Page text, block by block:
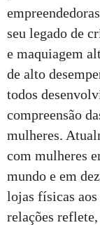
seu legado de
e maquiagem
de alto
todos
compreensão
mulheres.
com mulheres
mundo e em
lojas físicas aos
relações